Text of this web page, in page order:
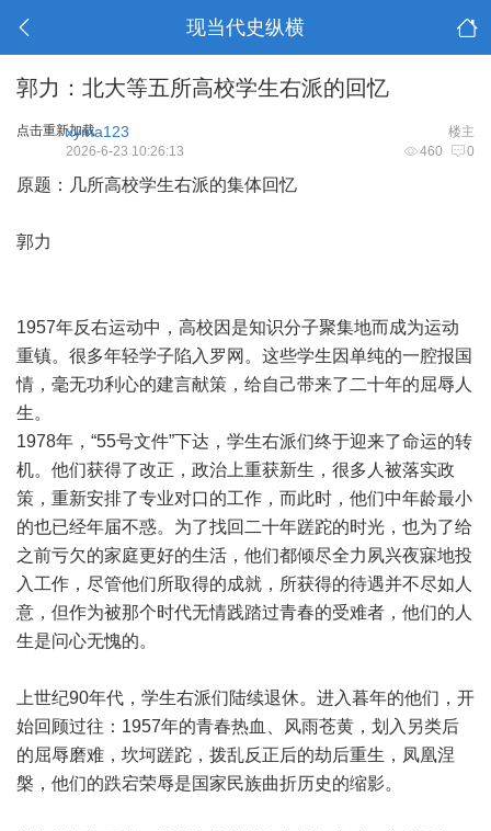
现当代史纵横
郭力：北大等五所高校学生右派的回忆
点击重新加载 楼主
xyma123
460 0
2026-6-23 10:26:13
原题：几所高校学生右派的集体回忆
郭力
1957年反右运动中，高校因是知识分子聚集地而成为运动
重镇。很多年轻学子陷入罗网。这些学生因单纯的一腔报国
情，毫无功利心的建言献策，给自己带来了二十年的屈辱人
生。
1978年，“55号文件”下达，学生右派们终于迎来了命运的转
机。他们获得了改正，政治上重获新生，很多人被落实政
策，重新安排了专业对口的工作，而此时，他们中年龄最小
的也已经年届不惑。为了找回二十年蹉跎的时光，也为了给
之前亏欠的家庭更好的生活，他们都倾尽全力夙兴夜寐地投
入工作，尽管他们所取得的成就，所获得的待遇并不尽如人
意，但作为被那个时代无情践踏过青春的受难者，他们的人
生是问心无愧的。
上世纪90年代，学生右派们陆续退休。进入暮年的他们，开
始回顾过往：1957年的青春热血、风雨苍黄，划入另类后
的屈辱磨难，坎坷蹉跎，拨乱反正后的劫后重生，凤凰涅
槃，他们的跌宕荣辱是国家民族曲折历史的缩影。